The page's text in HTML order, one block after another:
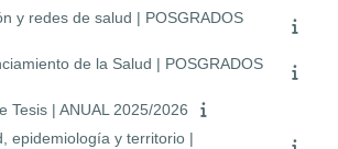
y redes de salud | POSGRADOS
de la Salud | POSGRADOS
Tesis | ANUAL 2025/2026
epidemiología y territorio |